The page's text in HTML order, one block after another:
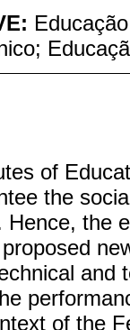
of
the
Hence, the
and
of the